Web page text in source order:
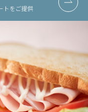
トをご提供